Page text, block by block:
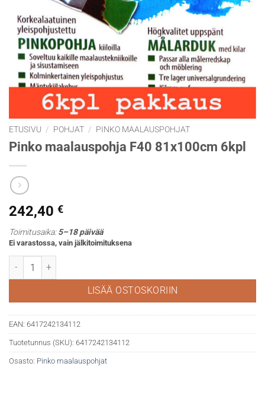
ETUSIVU / POHJAT / PINKO MAALAUSPOHJAT
Pinko maalauspohja F40 81x100cm 6kpl
242,40 €
Toimitusaika:5–18 päivää
Ei varastossa, vain jälkitoimituksena
Pinko maalauspohja F40 81x100cm 6kpl määrä
LISÄÄ OSTOSKORIIN
EAN: 6417242134112
Tuotetunnus (SKU): 6417242134112
Osasto: Pinko maalauspohjat